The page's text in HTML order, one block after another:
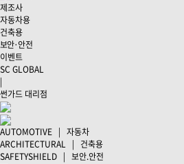
제조사
자동차용
건축용
보안·안전
이벤트
SC GLOBAL
|
썬가드 대리점
AUTOMOTIVE | 자동차
ARCHITECTURAL | 건축용
SAFETYSHIELD | 보안.안전